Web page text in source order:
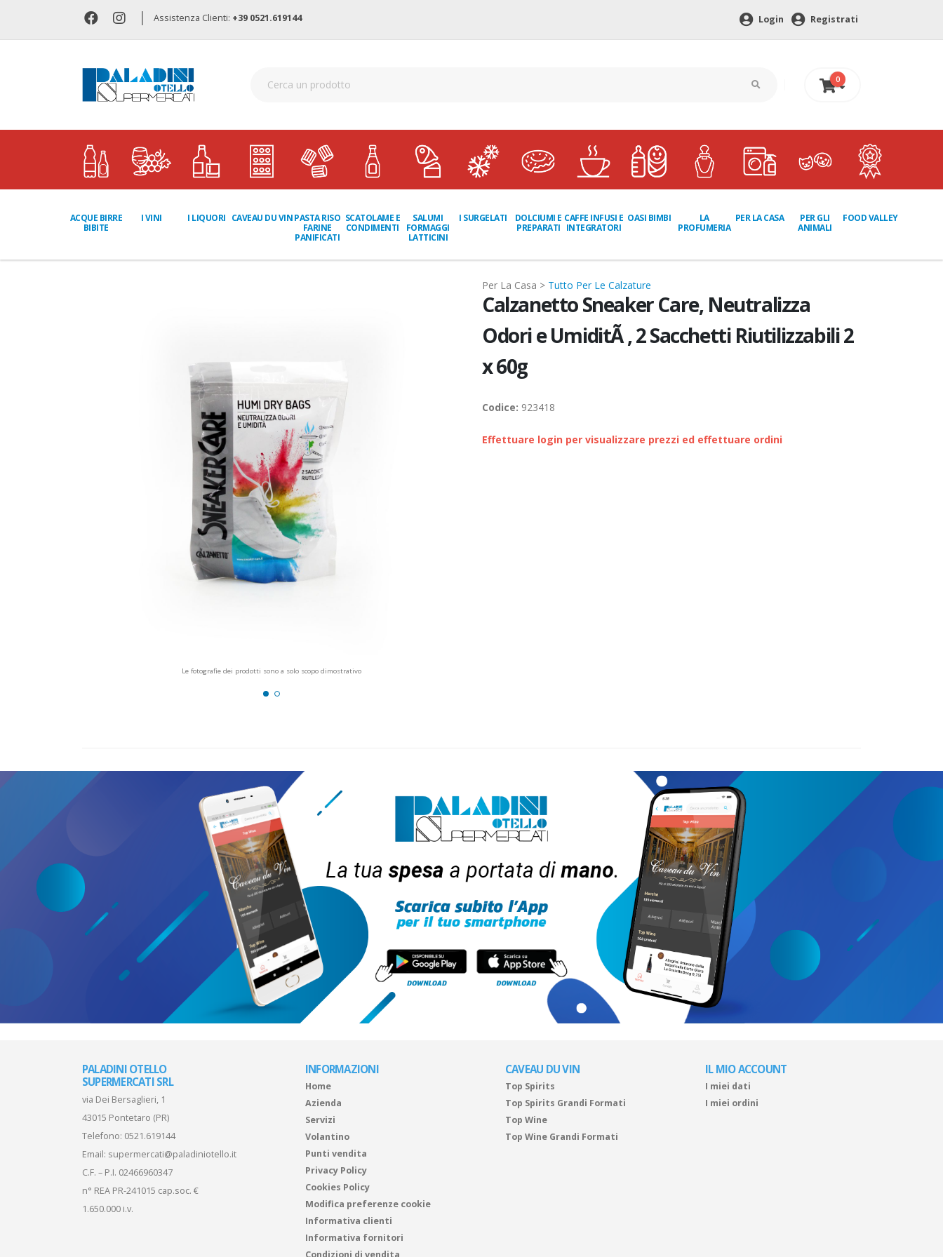
| Assistenza Clienti: +39 0521.619144 Login Registrati
0
0 €
ACQUE BIRRE
BIBITE
I VINI I LIQUORI CAVEAU DU VINPASTA RISO
FARINE
PANIFICATI
SCATOLAME E
CONDIMENTI
SALUMI
FORMAGGI
LATTICINI
I SURGELATI
DOLCIUMI E
PREPARATI
CAFFE INFUSI E
INTEGRATORI
OASI BIMBI
LA
PROFUMERIA
PER LA CASA
PER GLI
ANIMALI
FOOD VALLEY
Le fotografie dei prodotti sono a solo scopo dimostrativo
Per La Casa > Tutto Per Le Calzature
Calzanetto Sneaker Care, Neutralizza
Odori e UmiditÃ , 2 Sacchetti Riutilizzabili 2
x 60g
Codice: 923418
Effettuare login per visualizzare prezzi ed effettuare ordini
PALADINI OTELLO
SUPERMERCATI SRL
via Dei Bersaglieri, 1
43015 Pontetaro (PR)
Telefono: 0521.619144
Email: supermercati@paladiniotello.it
C.F. – P.I. 02466960347
n° REA PR-241015 cap.soc. €
1.650.000 i.v.
INFORMAZIONI
Home
Azienda
Servizi
Volantino
Punti vendita
Privacy Policy
Cookies Policy
Modifica preferenze cookie
Informativa clienti
Informativa fornitori
Condizioni di vendita
CAVEAU DU VIN
Top Spirits
Top Spirits Grandi Formati
Top Wine
Top Wine Grandi Formati
IL MIO ACCOUNT
I miei dati
I miei ordini